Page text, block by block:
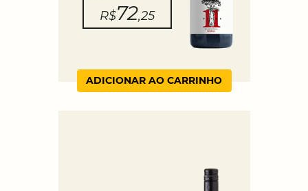
R$72,25
ADICIONAR AO CARRINHO